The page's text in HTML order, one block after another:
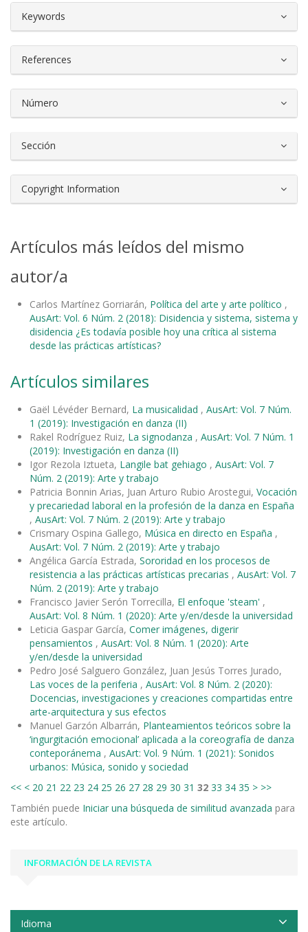
Keywords
References
Número
Sección
Copyright Information
Artículos más leídos del mismo
autor/a
Carlos Martínez Gorriarán, Política del arte y arte político ,
AusArt: Vol. 6 Núm. 2 (2018): Disidencia y sistema, sistema y
disidencia ¿Es todavía posible hoy una crítica al sistema
desde las prácticas artísticas?
Artículos similares
Gaël Lévéder Bernard, La musicalidad , AusArt: Vol. 7 Núm.
1 (2019): Investigación en danza (II)
Rakel Rodríguez Ruiz, La signodanza , AusArt: Vol. 7 Núm. 1
(2019): Investigación en danza (II)
Igor Rezola Iztueta, Langile bat gehiago , AusArt: Vol. 7
Núm. 2 (2019): Arte y trabajo
Patricia Bonnin Arias, Juan Arturo Rubio Arostegui, Vocación
y precariedad laboral en la profesión de la danza en España
, AusArt: Vol. 7 Núm. 2 (2019): Arte y trabajo
Crismary Ospina Gallego, Música en directo en España ,
AusArt: Vol. 7 Núm. 2 (2019): Arte y trabajo
Angélica García Estrada, Sororidad en los procesos de
resistencia a las prácticas artísticas precarias , AusArt: Vol. 7
Núm. 2 (2019): Arte y trabajo
Francisco Javier Serón Torrecilla, El enfoque 'steam' ,
AusArt: Vol. 8 Núm. 1 (2020): Arte y/en/desde la universidad
Leticia Gaspar García, Comer imágenes, digerir
pensamientos , AusArt: Vol. 8 Núm. 1 (2020): Arte
y/en/desde la universidad
Pedro José Salguero González, Juan Jesús Torres Jurado,
Las voces de la periferia , AusArt: Vol. 8 Núm. 2 (2020):
Docencias, investigaciones y creaciones compartidas entre
arte-arquitectura y sus efectos
Manuel Garzón Albarrán, Planteamientos teóricos sobre la
‘ingurgitación emocional’ aplicada a la coreografía de danza
conteporánema , AusArt: Vol. 9 Núm. 1 (2021): Sonidos
urbanos: Música, sonido y sociedad
<< < 20 21 22 23 24 25 26 27 28 29 30 31 32 33 34 35 > >>
También puede Iniciar una búsqueda de similitud avanzada para
este artículo.
INFORMACIÓN DE LA REVISTA
Idioma